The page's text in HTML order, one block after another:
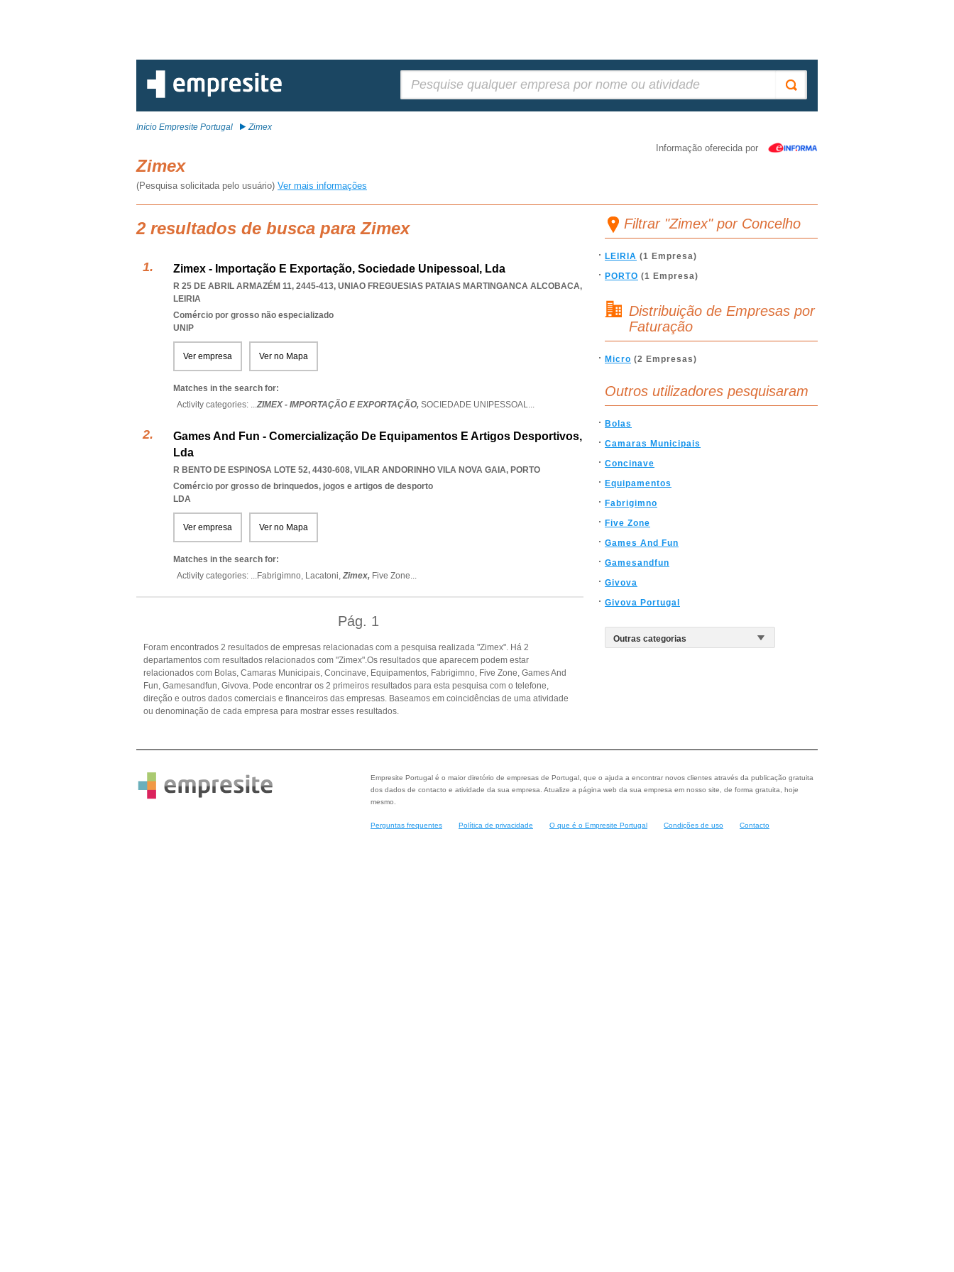
Início Empresite Portugal Zimex
Informação oferecida por
Zimex
(Pesquisa solicitada pelo usuário) Ver mais informações
2 resultados de busca para Zimex
Zimex - Importação E Exportação, Sociedade Unipessoal, Lda
R 25 DE ABRIL ARMAZÉM 11, 2445-413, UNIAO FREGUESIAS PATAIAS MARTINGANCA ALCOBACA,
LEIRIA
Comércio por grosso não especializado
UNIP
Ver empresa Ver no Mapa
Matches in the search for:
Activity categories: ...ZIMEX - IMPORTAÇÃO E EXPORTAÇÃO, SOCIEDADE UNIPESSOAL...
Games And Fun - Comercialização De Equipamentos E Artigos Desportivos,
Lda
R BENTO DE ESPINOSA LOTE 52, 4430-608, VILAR ANDORINHO VILA NOVA GAIA, PORTO
Comércio por grosso de brinquedos, jogos e artigos de desporto
LDA
Ver empresa Ver no Mapa
Matches in the search for:
Activity categories: ...Fabrigimno, Lacatoni,Zimex, Five Zone...
Pág. 1
Foram encontrados 2 resultados de empresas relacionadas com a pesquisa realizada "Zimex". Há 2
departamentos com resultados relacionados com "Zimex".Os resultados que aparecem podem estar
relacionados com Bolas, Camaras Municipais, Concinave, Equipamentos, Fabrigimno, Five Zone, Games And
Fun, Gamesandfun, Givova. Pode encontrar os 2 primeiros resultados para esta pesquisa com o telefone,
direção e outros dados comerciais e financeiros das empresas. Baseamos em coincidências de uma atividade
ou denominação de cada empresa para mostrar esses resultados.
Filtrar "Zimex" por Concelho
LEIRIA (1 Empresa)
PORTO (1 Empresa)
Distribuição de Empresas por
Faturação
Micro (2 Empresas)
Outros utilizadores pesquisaram
Bolas
Camaras Municipais
Concinave
Equipamentos
Fabrigimno
Five Zone
Games And Fun
Gamesandfun
Givova
Givova Portugal
Empresite Portugal é o maior diretório de empresas de Portugal, que o ajuda a encontrar novos clientes através da publicação gratuita
dos dados de contacto e atividade da sua empresa. Atualize a página web da sua empresa em nosso site, de forma gratuita, hoje
mesmo.
Perguntas frequentes Política de privacidade O que é o Empresite Portugal Condições de uso Contacto